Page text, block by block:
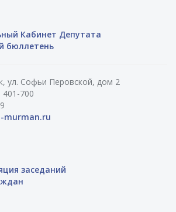
Кабинет Депутата
бюллетень
ул. Софьи Перовской, дом 2
401-700
murman.ru
заседаний